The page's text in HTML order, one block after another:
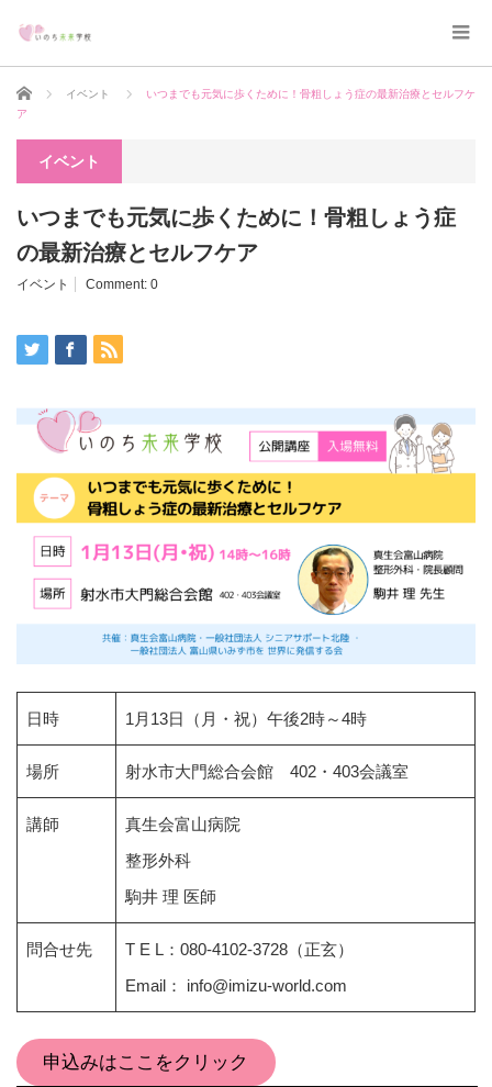
Home イベント
いつまでも元気に歩くために！骨粗しょう症の最新治療とセルフケ
ア
イベント
いつまでも元気に歩くために！骨粗しょう症
の最新治療とセルフケア
イベント Comment: 0
日時 1月13日（月・祝）午後2時～4時
場所 射水市大門総合会館 402・403会議室
講師
真生会富山病院
整形外科
駒井 理 医師
問合せ先
T E L：080-4102-3728（正玄）
Email： info@imizu-world.com
申込みはここをクリック